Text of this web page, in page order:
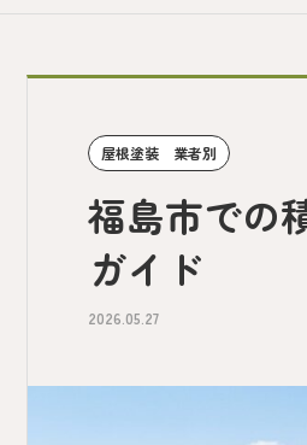
屋根塗装 業者別
福島市での
ガイド
2026.05.27